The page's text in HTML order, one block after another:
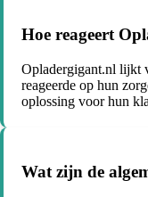
Hoe reageert
Opladergigant.nl lijkt
reageerde op hun
oplossing voor hun
Wat zijn de